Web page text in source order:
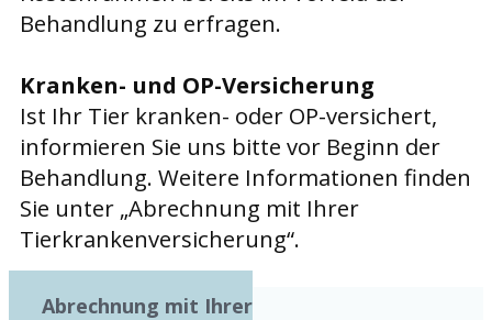
Behandlung zu erfragen.
Kranken- und OP-Versicherung
Ist Ihr Tier kranken- oder OP-versichert,
informieren Sie uns bitte vor Beginn der
Behandlung. Weitere Informationen finden
Sie unter „Abrechnung mit Ihrer
Tierkrankenversicherung“.
Abrechnung mit Ihrer